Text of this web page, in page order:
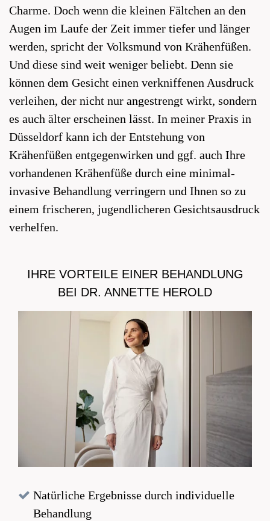
Charme. Doch wenn die kleinen Fältchen an den
Augen im Laufe der Zeit immer tiefer und länger
werden, spricht der Volksmund von Krähenfüßen.
Und diese sind weit weniger beliebt. Denn sie
können dem Gesicht einen verkniffenen Ausdruck
verleihen, der nicht nur angestrengt wirkt, sondern
es auch älter erscheinen lässt. In meiner Praxis in
Düsseldorf kann ich der Entstehung von
Krähenfüßen entgegenwirken und ggf. auch Ihre
vorhandenen Krähenfüße durch eine minimal-
invasive Behandlung verringern und Ihnen so zu
einem frischeren, jugendlicheren Gesichtsausdruck
verhelfen.
IHRE VORTEILE EINER BEHANDLUNG
BEI DR. ANNETTE HEROLD
Natürliche Ergebnisse durch individuelle
Behandlung